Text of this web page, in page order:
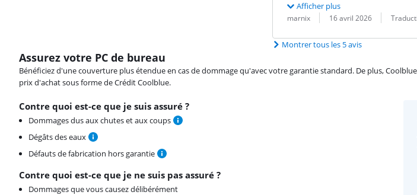
Afficher plus
Évaluation par :
marnix
Date : 16 avril 2026
Traduction :
Montrer tous les 5 avis
Assurez votre PC de bureau
Bénéficiez d'une couverture plus étendue en cas de dommage qu'avec votre garantie standard. De plus,
prix d'achat sous forme de Crédit Coolblue.
Contre quoi est-ce que je suis assuré ?
Dommages dus aux chutes et aux coups
Dégâts des eaux
Défauts de fabrication hors garantie
Contre quoi est-ce que je ne suis pas assuré ?
Dommages que vous causez délibérément